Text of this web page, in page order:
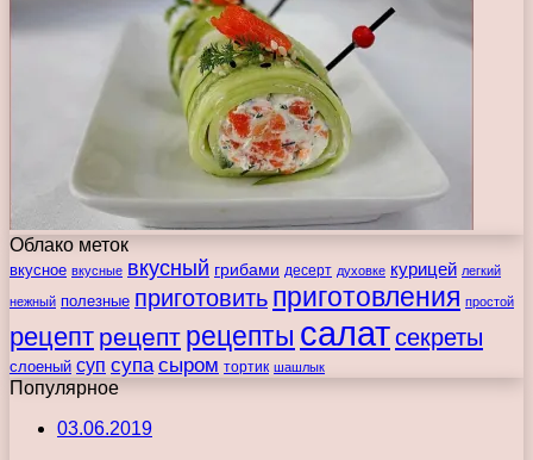
Облако меток
вкусное вкусные вкусный грибами десерт духовке курицей легкий
нежный полезные приготовить приготовления простой
рецепт рецепт рецепты салатсекреты
слоеный суп супа сыром тортик шашлык
Популярное
03.06.2019